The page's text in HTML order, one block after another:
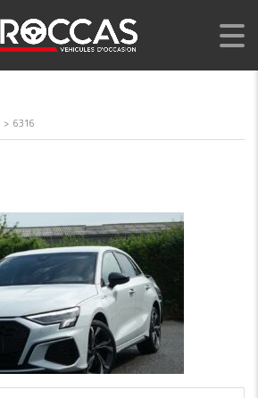
> 6316